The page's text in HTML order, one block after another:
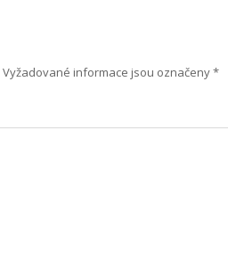
Vyžadované informace jsou označeny*